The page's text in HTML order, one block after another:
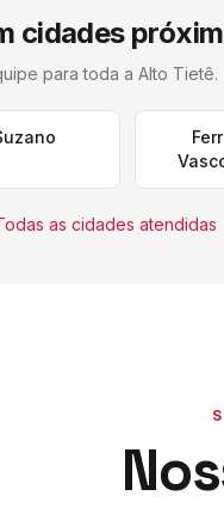
cidades
para toda a Alto Tietê.
as cidades atendidas